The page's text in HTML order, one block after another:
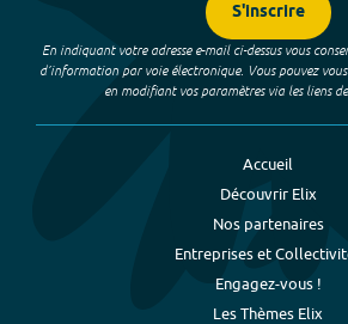
S'inscrire
En indiquant votre adresse e-mail ci-dessus vous
d’information par voie électronique. Vous pouvez
en modifiant vos paramètres via les liens
Accueil
Découvrir Elix
Nos partenaires
Entreprises et
Engagez-vous !
Les Thèmes Elix